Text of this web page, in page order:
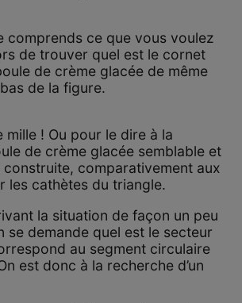
comprends ce que vous voulez
de trouver quel est le cornet
de crème glacée de même
de la figure.
mille ! Ou pour le dire à la
de crème glacée semblable et
construite, comparativement aux
les cathètes du triangle.
la situation de façon un peu
se demande quel est le secteur
au segment circulaire
est donc à la recherche d’un